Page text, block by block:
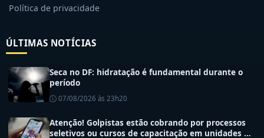
Política de privacidade
ÚLTIMAS NOTÍCIAS
Seca no DF: hidratação é fundamental durante o
período
07/08/2026 às 23h20
Atenção! Golpistas estão cobrando por processos
seletivos ou cursos de capacitação em unidades de